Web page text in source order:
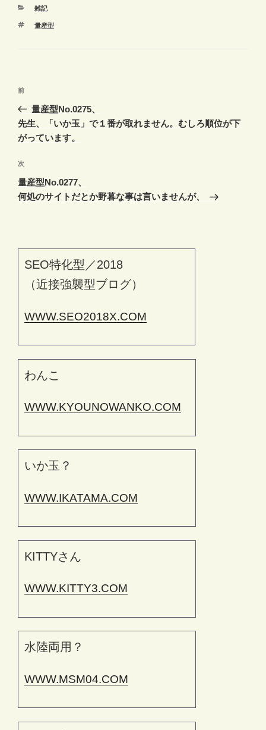
カ
ゴ
雑記
タ
量産型
投
ナ
ビ
ー
シ
ョ
前
の
投
稿
前
量産型No.0275、
先生、「いか玉」で１番が取れません。むしろ順位が下
がっています。
次
の
投
次
量産型No.0277、
何処のサイトだとか野暮な事は言いませんが、
SEO特化型／2018
（近接強襲型ブログ）
WWW.SEO2018X.COM
わんこ
WWW.KYOUNOWANKO.COM
いか玉？
WWW.IKATAMA.COM
KITTYさん
WWW.KITTY3.COM
水陸両用？
WWW.MSM04.COM